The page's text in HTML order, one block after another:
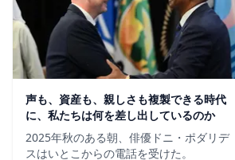
声も、資産も、親しさも複製できる時代
に、私たちは何を差し出しているのか
2025年秋のある朝、俳優ドニ・ポダリデ
スはいとこからの電話を受けた。